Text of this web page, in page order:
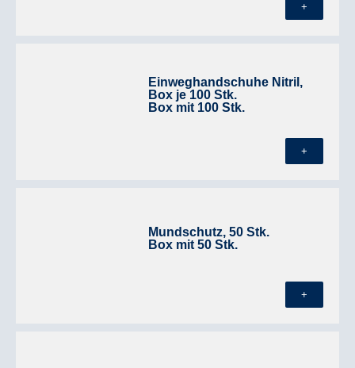
+
Einweghandschuhe Nitril,
Box je 100 Stk.
Box mit 100 Stk.
+
Mundschutz, 50 Stk.
Box mit 50 Stk.
+